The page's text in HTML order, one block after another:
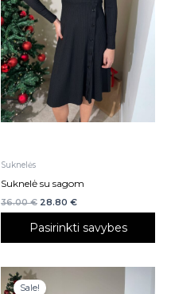
Suknelės
Suknelė su sagom
36.00€ 28.80 €
Pasirinkti savybes
variants.
The
options
may
be
chosen
on
Sale!